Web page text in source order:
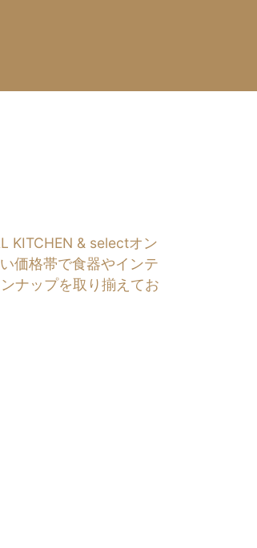
KITCHEN & selectオン
価格帯で食器やインテ
ナップを取り揃えてお